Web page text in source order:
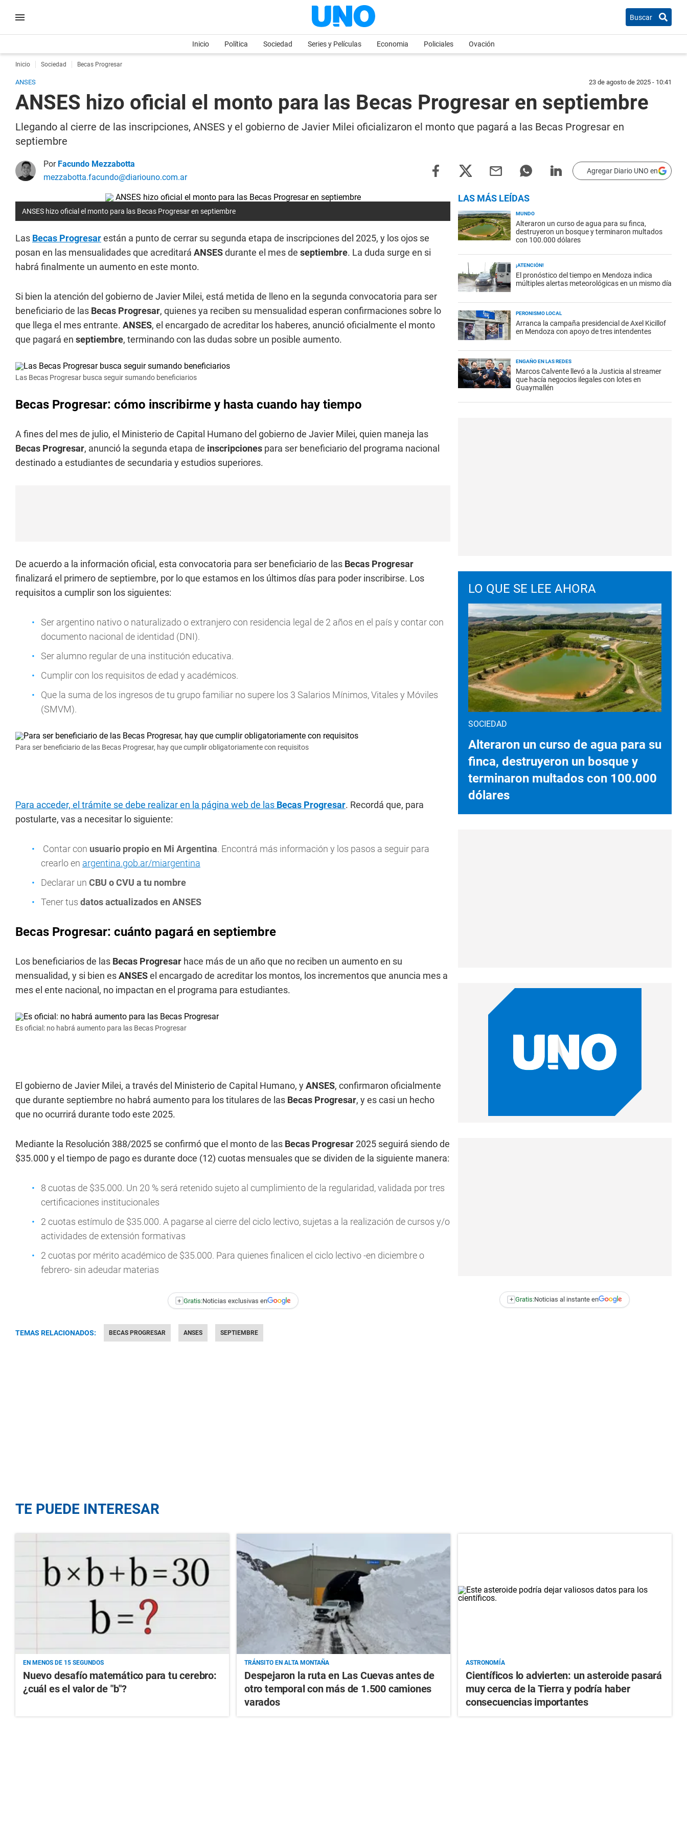
Buscar
Inicio Política Sociedad Series y Películas Economia Policiales Ovación
Inicio Sociedad Becas Progresar
ANSES 23 de agosto de 2025 - 10:41
ANSES hizo oficial el monto para las Becas Progresar en septiembre
Llegando al cierre de las inscripciones, ANSES y el gobierno de Javier Milei oficializaron el monto que pagará a las Becas Progresar en
septiembre
Por Facundo Mezzabotta
mezzabotta.facundo@diariouno.com.ar
Agregar Diario UNO en
ANSES hizo oficial el monto para las Becas Progresar en septiembre
Las Becas Progresarestán a punto de cerrar su segunda etapa de inscripciones del 2025, y los ojos se
posan en las mensualidades que acreditará ANSESdurante el mes de septiembre. La duda surge en si
habrá finalmente un aumento en este monto.
Si bien la atención del gobierno de Javier Milei, está metida de lleno en la segunda convocatoria para ser
beneficiario de las Becas Progresar, quienes ya reciben su mensualidad esperan confirmaciones sobre lo
que llega el mes entrante. ANSES, el encargado de acreditar los haberes, anunció oficialmente el monto
que pagará en septiembre, terminando con las dudas sobre un posible aumento.
Las Becas Progresar busca seguir sumando beneficiarios
Becas Progresar: cómo inscribirme y hasta cuando hay tiempo
A fines del mes de julio, el Ministerio de Capital Humano del gobierno de Javier Milei, quien maneja las
Becas Progresar, anunció la segunda etapa de inscripciones para ser beneficiario del programa nacional
destinado a estudiantes de secundaria y estudios superiores.
De acuerdo a la información oficial, esta convocatoria para ser beneficiario de las Becas Progresar
finalizará el primero de septiembre, por lo que estamos en los últimos días para poder inscribirse. Los
requisitos a cumplir son los siguientes:
Ser argentino nativo o naturalizado o extranjero con residencia legal de 2 años en el país y contar con
documento nacional de identidad (DNI).
Ser alumno regular de una institución educativa.
Cumplir con los requisitos de edad y académicos.
Que la suma de los ingresos de tu grupo familiar no supere los 3 Salarios Mínimos, Vitales y Móviles
(SMVM).
Para ser beneficiario de las Becas Progresar, hay que cumplir obligatoriamente con requisitos
Para acceder, el trámite se debe realizar en la página web de las Becas Progresar. Recordá que, para
postularte, vas a necesitar lo siguiente:
Contar con usuario propio en Mi Argentina. Encontrá más información y los pasos a seguir para
crearlo en argentina.gob.ar/miargentina
Declarar un CBU o CVU a tu nombre
Tener tus datos actualizados en ANSES
Becas Progresar: cuánto pagará en septiembre
Los beneficiarios de las Becas Progresar hace más de un año que no reciben un aumento en su
mensualidad, y si bien esANSESel encargado de acreditar los montos, los incrementos que anuncia mes a
mes el ente nacional, no impactan en el programa para estudiantes.
Es oficial: no habrá aumento para las Becas Progresar
El gobierno de Javier Milei, a través del Ministerio de Capital Humano, yANSES, confirmaron oficialmente
que durante septiembre no habrá aumento para los titulares de las Becas Progresar, y es casi un hecho
que no ocurrirá durante todo este 2025.
Mediante la Resolución 388/2025 se confirmó que el monto de las Becas Progresar2025 seguirá siendo de
$35.000 y el tiempo de pago es durante doce (12) cuotas mensuales que se dividen de la siguiente manera:
8 cuotas de $35.000. Un 20 % será retenido sujeto al cumplimiento de la regularidad, validada por tres
certificaciones institucionales
2 cuotas estímulo de $35.000. A pagarse al cierre del ciclo lectivo, sujetas a la realización de cursos y/o
actividades de extensión formativas
2 cuotas por mérito académico de $35.000. Para quienes finalicen el ciclo lectivo -en diciembre o
febrero- sin adeudar materias
+ Gratis:Noticias exclusivas en
TEMAS RELACIONADOS: BECAS PROGRESAR ANSES SEPTIEMBRE
LAS MÁS LEÍDAS
MUNDO
Alteraron un curso de agua para su finca,
destruyeron un bosque y terminaron multados
con 100.000 dólares
¡ATENCIÓN!
El pronóstico del tiempo en Mendoza indica
múltiples alertas meteorológicas en un mismo día
PERONISMO LOCAL
Arranca la campaña presidencial de Axel Kicillof
en Mendoza con apoyo de tres intendentes
ENGAÑO EN LAS REDES
Marcos Calvente llevó a la Justicia al streamer
que hacía negocios ilegales con lotes en
Guaymallén
LO QUE SE LEE AHORA
SOCIEDAD
Alteraron un curso de agua para su
finca, destruyeron un bosque y
terminaron multados con 100.000
dólares
+ Gratis:Noticias al instante en
TE PUEDE INTERESAR
EN MENOS DE 15 SEGUNDOS
Nuevo desafío matemático para tu cerebro:
¿cuál es el valor de "b"?
TRÁNSITO EN ALTA MONTAÑA
Despejaron la ruta en Las Cuevas antes de
otro temporal con más de 1.500 camiones
varados
ASTRONOMÍA
Científicos lo advierten: un asteroide pasará
muy cerca de la Tierra y podría haber
consecuencias importantes